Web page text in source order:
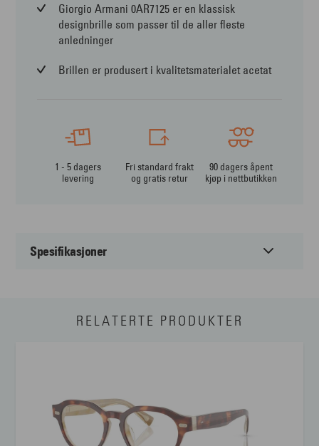
Giorgio Armani 0AR7125 er en klassisk
designbrille som passer til de aller fleste
anledninger
Brillen er produsert i kvalitetsmaterialet acetat
1 - 5 dagers
levering
Fri standard frakt
og gratis retur
90 dagers åpent
kjøp i nettbutikken
Spesifikasjoner
Størrelse:
RELATERTE PRODUKTER